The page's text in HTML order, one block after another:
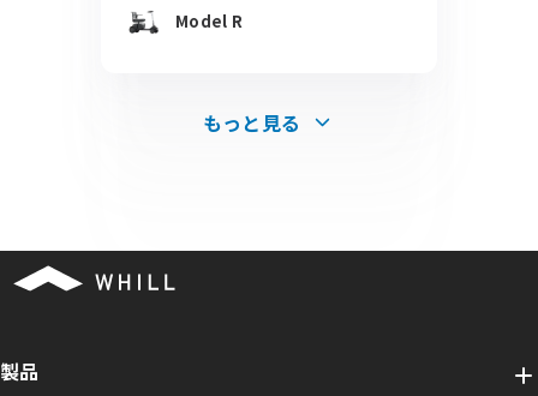
Model R
もっと見る
製品